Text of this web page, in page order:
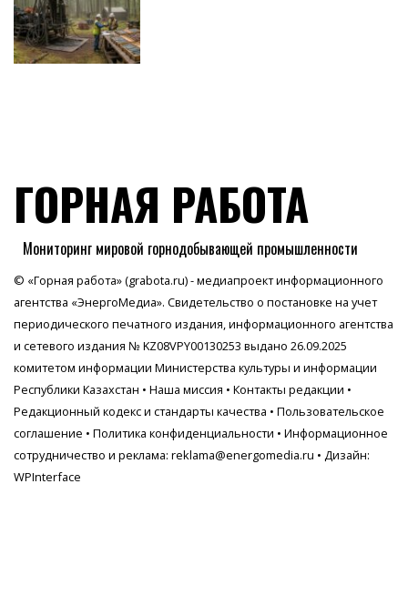
ГОРНАЯ РАБОТА
Мониторинг мировой горнодобывающей промышленности
© «Горная работа» (grabota.ru) - медиапроект информационного
агентства «ЭнергоМедиа». Свидетельство о постановке на учет
периодического печатного издания, информационного агентства
и сетевого издания № KZ08VPY00130253 выдано 26.09.2025
комитетом информации Министерства культуры и информации
Республики Казахстан • Наша миссия • Контакты редакции •
Редакционный кодекс и стандарты качества • Пользовательское
соглашение • Политика конфиденциальности • Информационное
сотрудничество и реклама: reklama@energomedia.ru • Дизайн:
WPInterface